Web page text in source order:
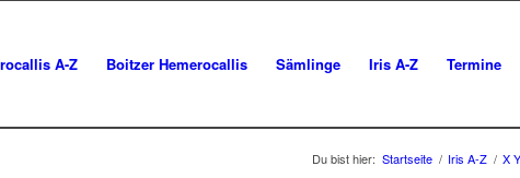
A-Z Boitzer Hemerocallis Sämlinge Iris A-Z Termine
Du bist hier: Startseite / Iris A-Z / X